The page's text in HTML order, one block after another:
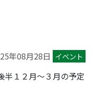
年08月28日 イベント
半１２月～３月の予定